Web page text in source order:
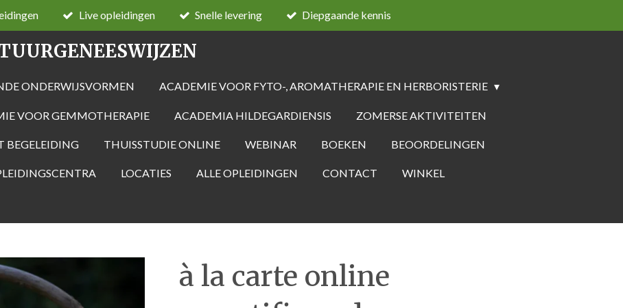
Live opleidingen Snelle levering Diepgaande kennis
ONDERWIJSVORMEN ACADEMIE VOOR FYTO-, AROMATHERAPIE EN HERBORISTERIE
VOOR GEMMOTHERAPIE ACADEMIA HILDEGARDIENSIS ZOMERSE AKTIVITEITEN
BEGELEIDING THUISSTUDIE ONLINE WEBINAR BOEKEN BEOORDELINGEN
LOCATIES ALLE OPLEIDINGEN CONTACT WINKEL
à la carte online